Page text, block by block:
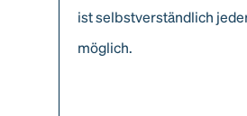
ist selbstverständlich
möglich.